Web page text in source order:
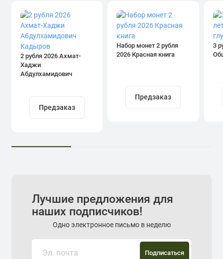
2 рубля 2026 Ахмат-
Хаджи
Абдулхамидович
Предзаказ
Набор монет 2 рубля
2026 Красная книга
Предзаказ
3
Лучшие предложения для
наших подписчиков!
Одно электронное письмо в неделю
Подписаться